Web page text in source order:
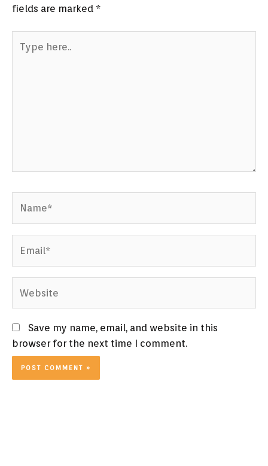
fields are marked *
here..
Save my name, email, and website in this
browser for the next time I comment.